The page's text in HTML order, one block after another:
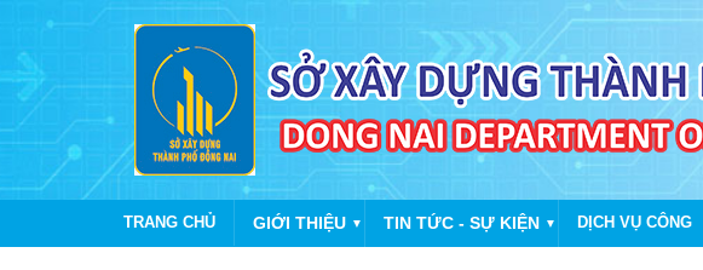
TRANG CHỦ GIỚI THIỆU ▼ TIN TỨC - SỰ KIỆN ▼ DỊCH VỤ CÔNG